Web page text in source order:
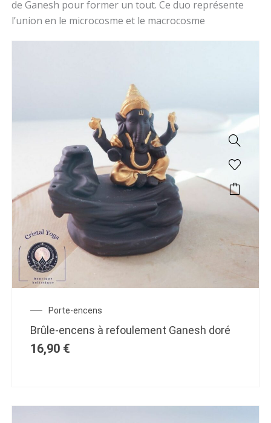
de Ganesh pour former un tout. Ce duo représente
l’union en le microcosme et le macrocosme
Porte-encens
Brûle-encens à refoulement Ganesh doré
16,90 €